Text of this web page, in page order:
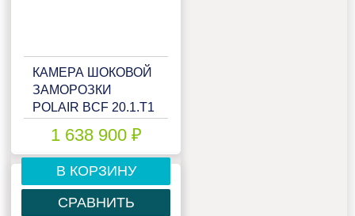
КАМЕРА ШОКОВОЙ
ЗАМОРОЗКИ
POLAIR BCF 20.1.T1
1 638 900 ₽
В КОРЗИНУ
СРАВНИТЬ